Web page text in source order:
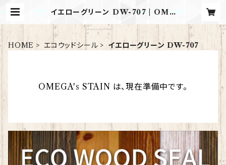
イエローグリーン DW-707 | OME
HOME エコウッドシール イエローグリーン DW-707
OMEGA's STAIN は、現在準備中です。